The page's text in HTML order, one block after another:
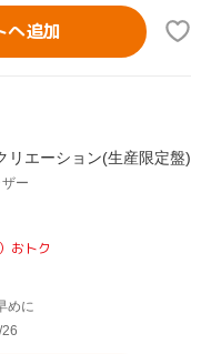
へ追加
リエーション(生産限定盤)
ー
おトク
めに